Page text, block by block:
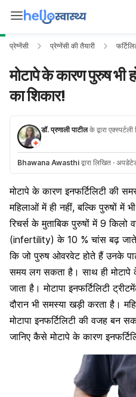
प्रेग्नेंसी प्रेग्नेंसी की तैयारी
मोटापे के कारण पुरुष भी
का शिकार!
डॉ. प्रणाली पाटीलके द्वारा एक्स्पर्टली
Bhawana Awasthi द्वारा लिखित ·
मोटापे के कारण इनफर्टिलिटी की
महिलाओं में ही नहीं, बल्कि पुरुषों में
रिचर्स के मुताबिक पुरुषों में 9 किलो
(infertility) के 10 % चांस बढ़
कि जो पुरुष ओवरवेट होते हैं उनके
समय लग सकता है। साथ ही मोटापे
जाता है। मोटापा इनफर्टिलिटी
दौरान भी समस्या खड़ी करता है।
मोटापा इनफर्टिलिटी की वजह बन
जानिए कैसे मोटापे के कारण